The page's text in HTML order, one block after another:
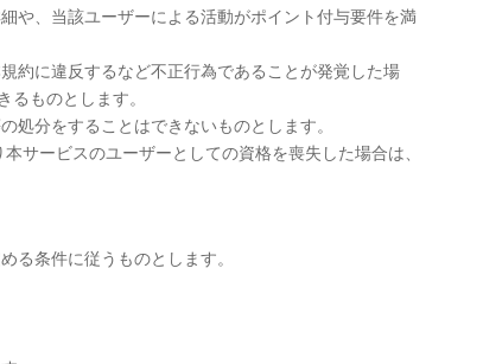
や、当該ユーザーによる活動がポイント付与要件を満
約に違反するなど不正行為であることが発覚した場
ものとします。
処分をすることはできないものとします。
サービスのユーザーとしての資格を喪失した場合は、
る条件に従うものとします。